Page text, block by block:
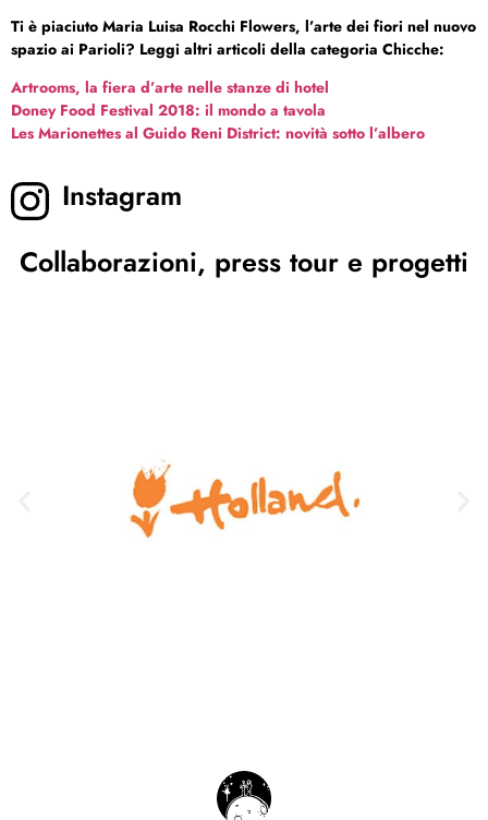
Ti è piaciuto Maria Luisa Rocchi Flowers, l’arte dei fiori nel nuovo
spazio ai Parioli? Leggi altri articoli della categoria Chicche:
Artrooms, la fiera d’arte nelle stanze di hotel
Doney Food Festival 2018: il mondo a tavola
Les Marionettes al Guido Reni District: novità sotto l’albero
Instagram
Collaborazioni, press tour e progetti